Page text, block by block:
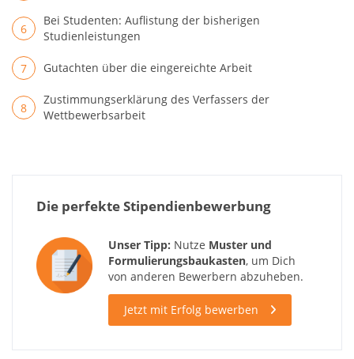
Bei Studenten: Auflistung der bisherigen
Studienleistungen
Gutachten über die eingereichte Arbeit
Zustimmungserklärung des Verfassers der
Wettbewerbsarbeit
Die perfekte Stipendienbewerbung
Unser Tipp: Nutze Muster und
Formulierungsbaukasten, um Dich
von anderen Bewerbern abzuheben.
Jetzt mit Erfolg bewerben